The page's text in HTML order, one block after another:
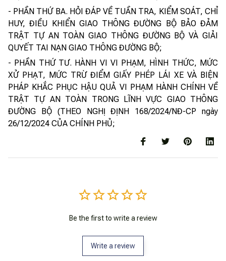
- PHẦN THỨ BA. HỎI ĐÁP VỀ TUẦN TRA, KIỂM SOÁT, CHỈ
HUY, ĐIỀU KHIỂN GIAO THÔNG ĐƯỜNG BỘ BẢO ĐẢM
TRẬT TỰ AN TOÀN GIAO THÔNG ĐƯỜNG BỘ VÀ GIẢI
QUYẾT TAI NẠN GIAO THÔNG ĐƯỜNG BỘ;
- PHẦN THỨ TƯ. HÀNH VI VI PHẠM, HÌNH THỨC, MỨC
XỬ PHẠT, MỨC TRỪ ĐIỂM GIẤY PHÉP LÁI XE VÀ BIỆN
PHÁP KHẮC PHỤC HẬU QUẢ VI PHẠM HÀNH CHÍNH VỀ
TRẬT TỰ AN TOÀN TRONG LĨNH VỰC GIAO THÔNG
ĐƯỜNG BỘ (THEO NGHỊ ĐỊNH 168/2024/NĐ-CP ngày
26/12/2024 CỦA CHÍNH PHỦ;
Be the first to write a review
Write a review